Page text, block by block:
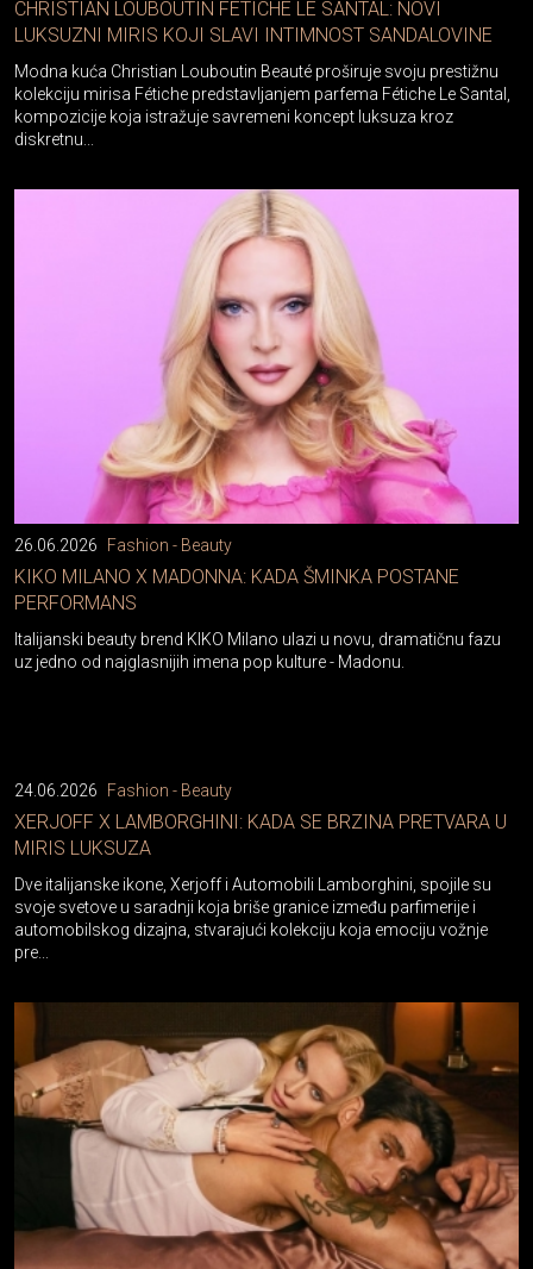
CHRISTIAN LOUBOUTIN FÉTICHE LE SANTAL: NOVI
LUKSUZNI MIRIS KOJI SLAVI INTIMNOST SANDALOVINE
Modna kuća Christian Louboutin Beauté proširuje svoju prestižnu
kolekciju mirisa Fétiche predstavljanjem parfema Fétiche Le Santal,
kompozicije koja istražuje savremeni koncept luksuza kroz
diskretnu...
26.06.2026 Fashion - Beauty
KIKO MILANO X MADONNA: KADA ŠMINKA POSTANE
PERFORMANS
Italijanski beauty brend KIKO Milano ulazi u novu, dramatičnu fazu
uz jedno od najglasnijih imena pop kulture - Madonu.
24.06.2026 Fashion - Beauty
XERJOFF X LAMBORGHINI: KADA SE BRZINA PRETVARA U
MIRIS LUKSUZA
Dve italijanske ikone, Xerjoff i Automobili Lamborghini, spojile su
svoje svetove u saradnji koja briše granice između parfimerije i
automobilskog dizajna, stvarajući kolekciju koja emociju vožnje
pre...